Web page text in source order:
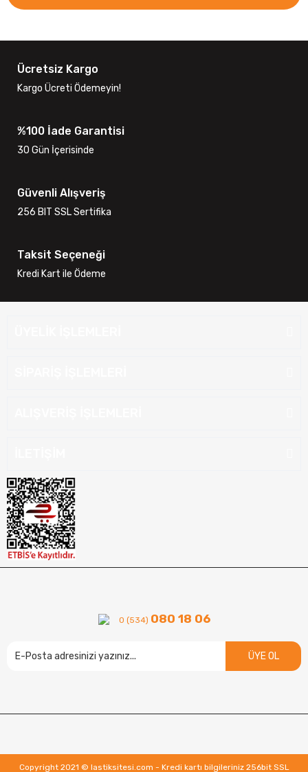
Ücretsiz Kargo
Kargo Ücreti Ödemeyin!
%100 İade Garantisi
30 Gün İçerisinde
Güvenli Alışveriş
256 BIT SSL Sertifika
Taksit Seçeneği
Kredi Kart ile Ödeme
0 (534) 080 18 06
ÜYE OL
Copyright 2021 © lastiksitesi.com - Kredi kartı bilgileriniz 256bit SSL